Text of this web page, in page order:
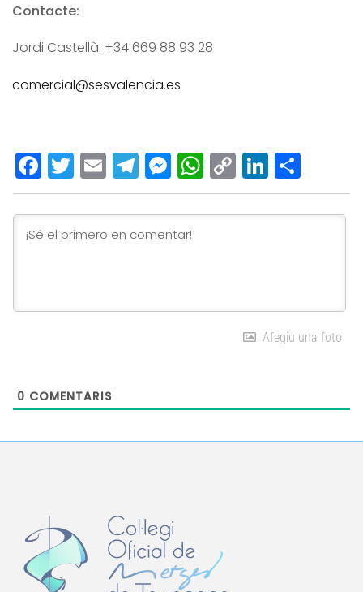
Contacte:
Jordi Castellà: +34 669 88 93 28
comercial@sesvalencia.es
Facebook
Twitter
EmailTelegram
Messenger
WhatsApp
Copy
Link
Afegiu una foto
0 COMENTARIS